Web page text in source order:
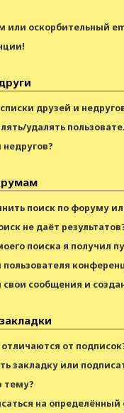
или оскорбительный
друзей и
удалять
поиск по форуму
не даёт
поиска я получил
свои сообщения и
от
закладку или
тему?
на